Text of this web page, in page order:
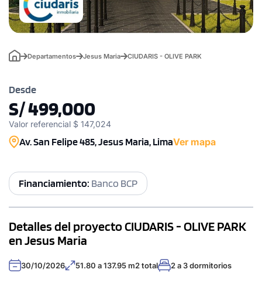
Departamentos Jesus Maria CIUDARIS - OLIVE PARK
Desde
S/ 499,000
Valor referencial $ 147,024
Av. San Felipe 485, Jesus Maria, LimaVer mapa
Financiamiento: Banco BCP
Detalles del proyecto CIUDARIS - OLIVE PARK
en Jesus Maria
30/10/2026 51.80 a 137.95 m2 total 2 a 3 dormitorios